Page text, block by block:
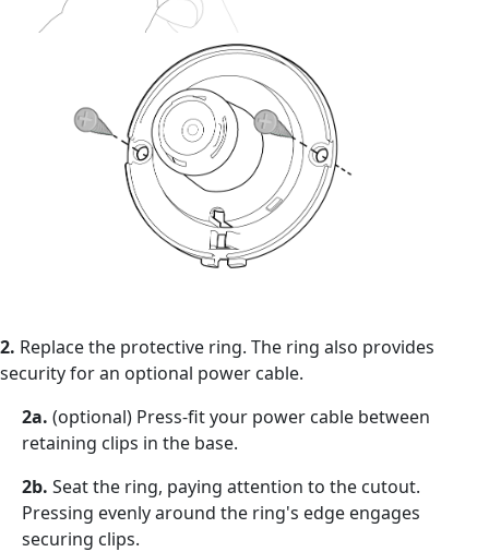
2. Replace the protective ring. The ring also provides
security for an optional power cable.
2a. (optional) Press-fit your power cable between
retaining clips in the base.
2b. Seat the ring, paying attention to the cutout.
Pressing evenly around the ring's edge engages
securing clips.